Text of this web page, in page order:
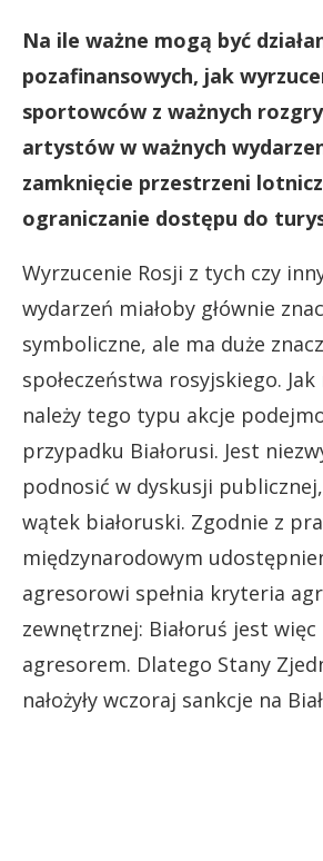
Na ile ważne mogą być
pozafinansowych, jak
sportowców z ważnych
artystów w ważnych
zamknięcie przestrzeni
ograniczanie dostępu do
Wyrzucenie Rosji z tych czy
wydarzeń miałoby głównie
symboliczne, ale ma duże
społeczeństwa rosyjskiego.
należy tego typu akcje
przypadku Białorusi. Jest
podnosić w dyskusji
wątek białoruski. Zgodnie z
międzynarodowym
agresorowi spełnia kryteria
zewnętrznej: Białoruś jest
agresorem. Dlatego Stany
nałożyły wczoraj sankcje na